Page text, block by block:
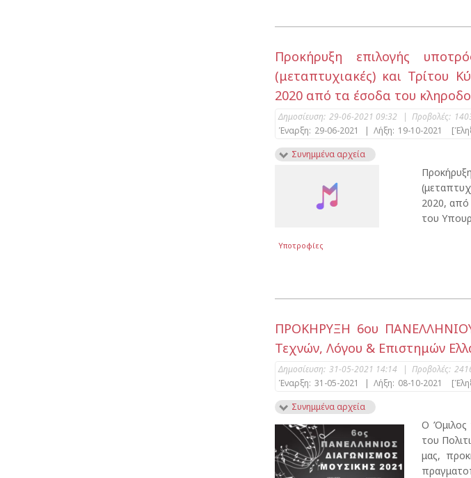
Προκήρυξη επιλογής
(μεταπτυχιακές) και Τρίτου
2020 από τα έσοδα του
Δημοσίευση: 29-06-2021 09:32 | Προβολές:
Έναρξη: 29-06-2021 | Λήξη: 19-10-2021
Συνημμένα αρχεία
2020, από
του
Υποτροφίες
ΠΡΟΚΗΡΥΞΗ 6ου
Τεχνών, Λόγου & Επιστημών
Δημοσίευση: 31-05-2021 14:14 | Προβολές:
Έναρξη: 31-05-2021 | Λήξη: 08-10-2021
Συνημμένα αρχεία
Ο Όμιλος
του
μας,